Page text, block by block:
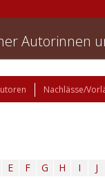
Autorinnen
Nachlässe/
E F G H I J